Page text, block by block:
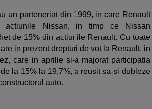
un parteneriat din 1999, in care Renault
actiunile Nissan, in timp ce Nissan
de 15% din actiunile Renault. Cu toate
in prezent drepturi de vot la Renault, in
care in aprilie si-a majorat participatia
la 15% la 19,7%, a reusit sa-si dubleze
auto.